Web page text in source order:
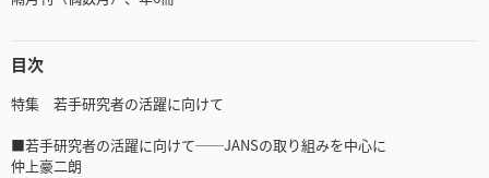
目次
特集 若手研究者の活躍に向けて
■若手研究者の活躍に向けて──JANSの取り組みを中心に
仲上豪二朗